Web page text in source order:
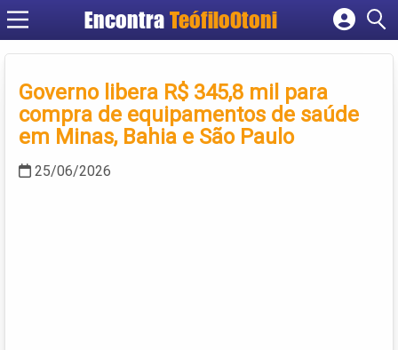
Encontra TeófiloOtoni
Cadastrar empresa
Criar conta
Governo libera R$ 345,8 mil para
compra de equipamentos de saúde
em Minas, Bahia e São Paulo
25/06/2026